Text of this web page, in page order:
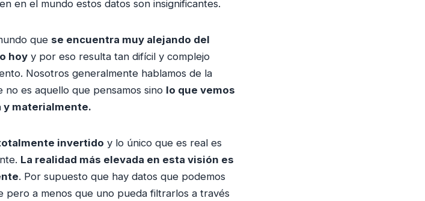
en el mundo estos datos son insignificantes.
que se encuentra muy alejando del
hoy y por eso resulta tan difícil y complejo
Nosotros generalmente hablamos de la
no es aquello que pensamos sino lo que vemos
y materialmente.
invertido y lo único que es real es
La realidad más elevada en esta visión es
. Por supuesto que hay datos que podemos
a menos que uno pueda filtrarlos a través